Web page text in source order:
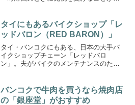
売店、ドラッグストアだと、ポイントは
つきませんが割引クー...
タイにもあるバイクショップ「レ
ッドバロン（RED BARON）」
タイ・バンコクにもある、日本の大手バ
イクショップチェーン「レッドバロ
ン」。夫がバイクのメンテナンスのため
ハンガリーにもあるようです。RED
BARONの場所スクンビット...
バンコクで牛肉を買うなら焼肉店
の「銀座堂」がおすすめ